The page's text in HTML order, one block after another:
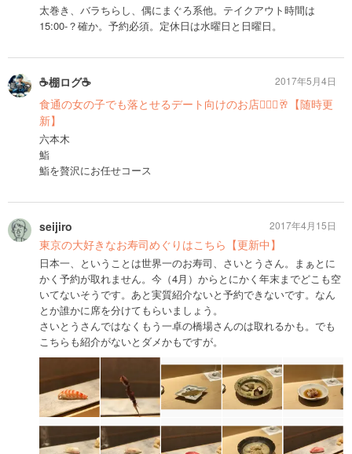
太巻き、バラちらし、偶にまぐろ系他。テイクアウト時間は
15:00-？確か。予約必須。定休日は水曜日と日曜日。
☕️棚ログ☕️
食通の女の子でも落とせるデート向けのお店🤦🏻‍♀️🥂【随時更
新】
六本木
鮨
鮨を贅沢にお任せコース
2017年5月4日
seijiro
東京の大好きなお寿司めぐりはこちら【更新中】
日本一、ということは世界一のお寿司、さいとうさん。まぁとに
かく予約が取れません。今（4月）からとにかく年末までどこも空
いてないそうです。あと実質紹介ないと予約できないです。なん
とか誰かに席を分けてもらいましょう。
さいとうさんではなくもう一卓の橋場さんのは取れるかも。でも
こちらも紹介がないとダメかもですが。
2017年4月15日